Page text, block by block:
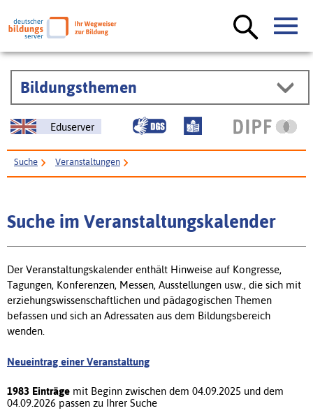
Bildungsthemen
Eduserver
Suche Veranstaltungen
Suche im Veranstaltungskalender
Der Veranstaltungskalender enthält Hinweise auf Kongresse,
Tagungen, Konferenzen, Messen, Ausstellungen usw., die sich mit
erziehungswissenschaftlichen und pädagogischen Themen
befassen und sich an Adressaten aus dem Bildungsbereich
wenden.
Neueintrag einer Veranstaltung
1983 Einträge mit Beginn zwischen dem 04.09.2025 und dem
04.09.2026 passen zu Ihrer Suche